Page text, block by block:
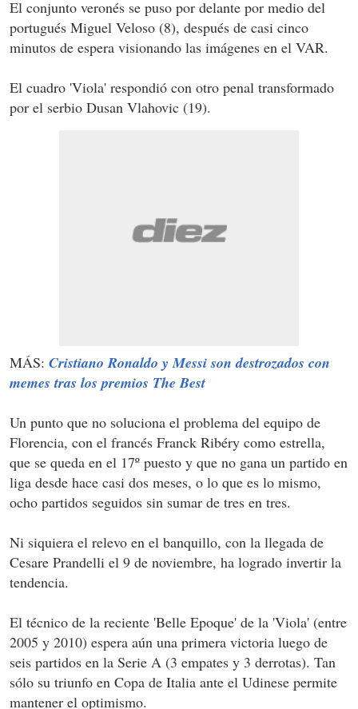
El conjunto veronés se puso por delante por medio del
portugués Miguel Veloso (8), después de casi cinco
minutos de espera visionando las imágenes en el VAR.
El cuadro 'Viola' respondió con otro penal transformado
por el serbio Dusan Vlahovic (19).
MÁS: Cristiano Ronaldo y Messi son destrozados con
memes tras los premios The Best
Un punto que no soluciona el problema del equipo de
Florencia, con el francés Franck Ribéry como estrella,
que se queda en el 17º puesto y que no gana un partido en
liga desde hace casi dos meses, o lo que es lo mismo,
ocho partidos seguidos sin sumar de tres en tres.
Ni siquiera el relevo en el banquillo, con la llegada de
Cesare Prandelli el 9 de noviembre, ha logrado invertir la
tendencia.
El técnico de la reciente 'Belle Epoque' de la 'Viola' (entre
2005 y 2010) espera aún una primera victoria luego de
seis partidos en la Serie A (3 empates y 3 derrotas). Tan
sólo su triunfo en Copa de Italia ante el Udinese permite
mantener el optimismo.